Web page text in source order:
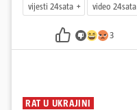
vijesti 24sata video 24sata
3
RAT U UKRAJINI